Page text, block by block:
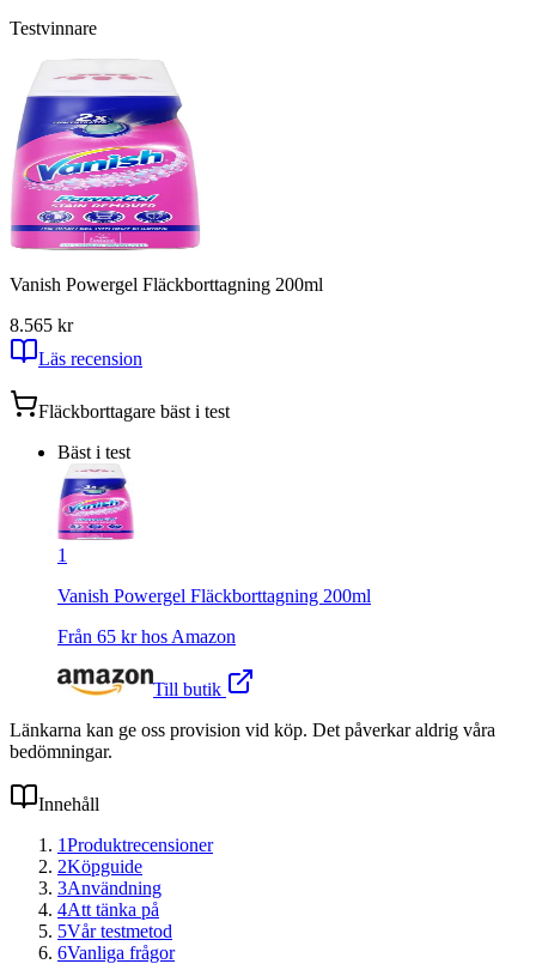
Testvinnare
Vanish Powergel Fläckborttagning 200ml
8.565 kr
Läs recension
Fläckborttagare bäst i test
Bäst i test
1
Vanish Powergel Fläckborttagning 200ml
Från 65 kr hos Amazon
Till butik
Länkarna kan ge oss provision vid köp. Det påverkar aldrig våra
bedömningar.
Innehåll
1Produktrecensioner
2Köpguide
3Användning
4Att tänka på
5Vår testmetod
6Vanliga frågor